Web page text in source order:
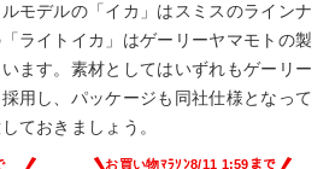
モデルの「イカ」はスミスのラインナ
ライトイカ」はゲーリーヤマモトの製
ます。素材としてはいずれもゲーリー
用し、パッケージも同社仕様となって
ておきましょう。